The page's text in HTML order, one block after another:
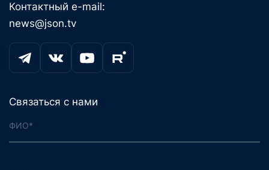
Контактный e-mail:
news@json.tv
Связаться с нами